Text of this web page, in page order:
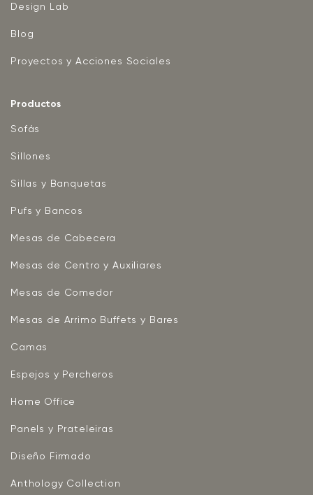
Design Lab
Blog
Proyectos y Acciones Sociales
Productos
Sofás
Sillones
Sillas y Banquetas
Pufs y Bancos
Mesas de Cabecera
Mesas de Centro y Auxiliares
Mesas de Comedor
Mesas de Arrimo Buffets y Bares
Camas
Espejos y Percheros
Home Office
Panels y Prateleiras
Diseño Firmado
Anthology Collection